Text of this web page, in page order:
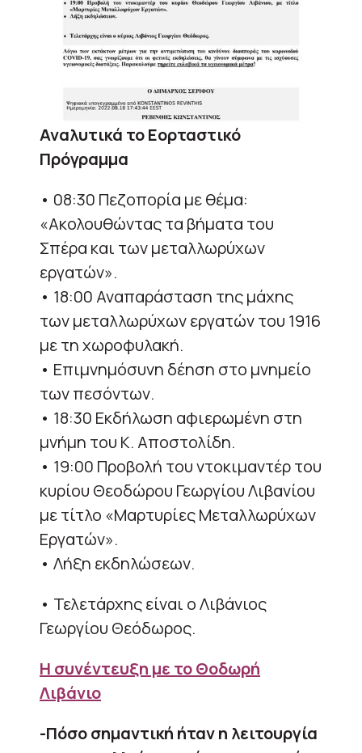
Αναλυτικά το Εορταστικό
Πρόγραμμα
• 08:30 Πεζοπορία με θέμα:
«Ακολουθώντας τα βήματα τoυ
Σπέρα και των μεταλλωρύχων
εργατών».
• 18:00 Αναπαράσταση της μάχης
των μεταλλωρύχων εργατών του 1916
με τη χωροφυλακή.
• Επιμνημόσυνη δέηση στο μνημείο
των πεσόντων.
• 18:30 Εκδήλωση αφιερωμένη στη
μνήμη του Κ. Αποστολίδη.
• 19:00 Προβολή του ντοκιμαντέρ του
κυρίου Θεοδώρου Γεωργίου Λιβανίου
με τίτλο «Μαρτυρίες Μεταλλωρύχων
Εργατών».
• Λήξη εκδηλώσεων.
• Τελετάρχης είναι ο Λιβάνιος
Γεωργίου Θεόδωρος.
Η συνέντευξη με τοΘοδωρή
Λιβάνιο
-Πόσο σημαντική ήταν η λειτουργία